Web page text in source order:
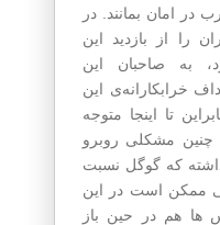
در امان بمانند. در
را از بازدید این
به صاحبان این
خرابکارانه‌ی این
تا اینجا متوجه
چنین مشکلی روبرو
که گوگل نسبت
ممکن است در این
ها هم در حین باز